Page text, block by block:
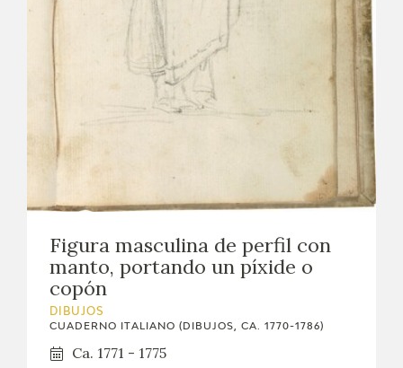
Figura masculina de perfil con
manto, portando un píxide o
copón
DIBUJOS
CUADERNO ITALIANO (DIBUJOS, CA. 1770-1786)
Ca. 1771 - 1775